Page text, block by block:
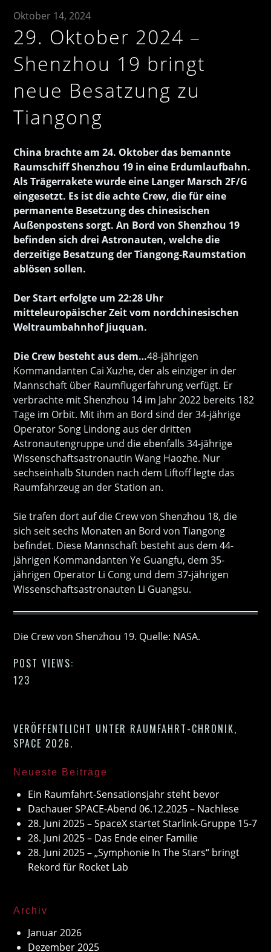
Oktober 14, 2024
29. Oktober 2024 –
Shenzhou 19 bringt
neue Besatzung zu
Tiangong
China brachte am 24. Oktober das bemannte
Raumschiff Shenzhou 19 in eine Erdumlaufbahn.
Als Trägerrakete wurde eine Langer Marsch 2F/G
eingesetzt. Es ist die achte Crew, die für eine
permanente Besetzung des chinesischen
Außenpostens sorgt. An Bord von Shenzhou 19
befinden sich drei Astronauten, welche die
derzeitige Besatzung der Tiangong-Raumstation
ablösen sollen.
Der Start erfolgte um 22:28 Uhr
mitteleuropäischer Zeit vom nordchinesischen
Weltraumbahnhof Jiuquan.
Die Crew besteht aus dem…48-jährigen
Kommandanten Cai Xuzhe, der als einziger in der
Mannschaft über Raumflugerfahrung verfügt. Er
verbrachte mit Shenzhou 14 im Jahr 2022 bereits 182
Tage im Orbit. Mit ihm an Bord sind der 34-jährige
Operator Song Lindong aus der dritten
Astronautengruppe und die ebenfalls 34-jährige
Wissenschaftsastronautin Wang Haozhe. Nur
sechseinhalb Stunden nach dem Liftoff legte das
Raumfahrzeug an der Station an.
Sie trafen dort auf die Crew von Shenzhou 18, die
sich seit sechs Monaten an Bord von Tiangong
befindet. Diese Mannschaft besteht aus dem 44-
jährigen Kommandanten Ye Guangfu, dem 35-
jährigen Operator Li Cong und dem 37-jährigen
Wissenschaftsastronauten Li Guangsu.
Die Crew von Shenzhou 19. Quelle: NASA.
POST VIEWS:
123
VERÖFFENTLICHT UNTER RAUMFAHRT-CHRONIK,
SPACE 2026.
Neueste Beiträge
Ein Raumfahrt-Sensationsjahr steht bevor
Dachauer SPACE-Abend 06.12.2025 – Nachlese
28. Juni 2025 – SpaceX startet Starlink-Gruppe 15-7
28. Juni 2025 – Das Ende einer Familie
28. Juni 2025 – „Symphonie In The Stars“ bringt
Rekord für Rocket Lab
Archiv
Januar 2026
Dezember 2025